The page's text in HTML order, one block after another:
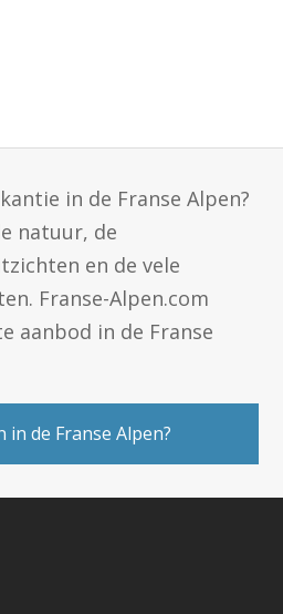
in de Franse Alpen?
natuur, de
en de vele
Franse-Alpen.com
aanbod in de Franse
in de Franse Alpen?